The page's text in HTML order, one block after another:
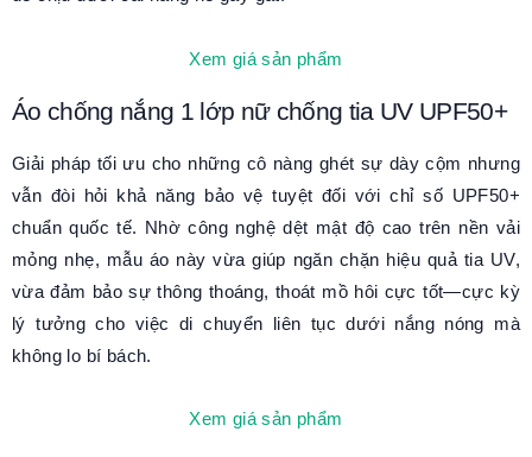
Xem giá sản phẩm
Áo chống nắng 1 lớp nữ chống tia UV UPF50+
Giải pháp tối ưu cho những cô nàng ghét sự dày cộm nhưng
vẫn đòi hỏi khả năng bảo vệ tuyệt đối với chỉ số UPF50+
chuẩn quốc tế. Nhờ công nghệ dệt mật độ cao trên nền vải
mỏng nhẹ, mẫu áo này vừa giúp ngăn chặn hiệu quả tia UV,
vừa đảm bảo sự thông thoáng, thoát mồ hôi cực tốt—cực kỳ
lý tưởng cho việc di chuyển liên tục dưới nắng nóng mà
không lo bí bách.
Xem giá sản phẩm